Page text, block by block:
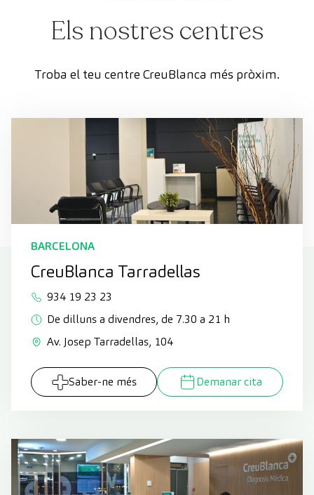
Els nostres centres
Troba el teu centre CreuBlanca més pròxim.
BARCELONA
CreuBlanca Tarradellas
934 19 23 23
De dilluns a divendres, de 7.30 a 21 h
Av. Josep Tarradellas, 104
Saber-ne més Demanar cita